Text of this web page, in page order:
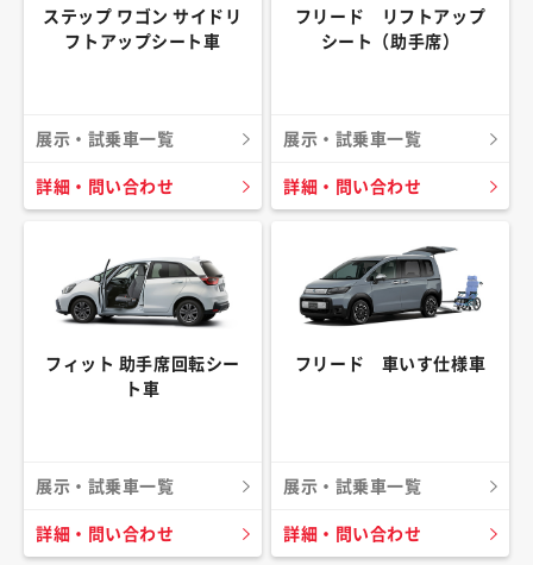
ステップ ワゴン サイドリ
フトアップシート車
展示・試乗車一覧
詳細・問い合わせ
フリード リフトアップ
シート（助手席）
展示・試乗車一覧
詳細・問い合わせ
フィット 助手席回転シー
ト車
展示・試乗車一覧
詳細・問い合わせ
フリード 車いす仕様車
展示・試乗車一覧
詳細・問い合わせ